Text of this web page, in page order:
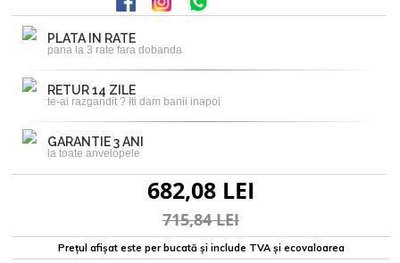
PLATA IN RATE
pana la 3 rate fara dobanda
RETUR 14 ZILE
te-ai razgandit ? Iti dam banii inapoi
GARANTIE 3 ANI
la toate anvelopele
682,08 LEI
715,84 LEI
Prețul afișat este per bucată și include TVA și ecovaloarea